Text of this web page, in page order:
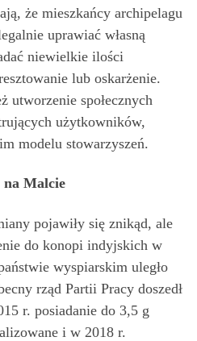
że mieszkańcy archipelagu
uprawiać własną
niewielkie ilości
lub oskarżenie.
utworzenie społecznych
użytkowników,
modelu stowarzyszeń.
Malcie
pojawiły się znikąd, ale
do konopi indyjskich w
wyspiarskim uległo
rząd Partii Pracy doszedł
r. posiadanie do 3,5 g
i w 2018 r.